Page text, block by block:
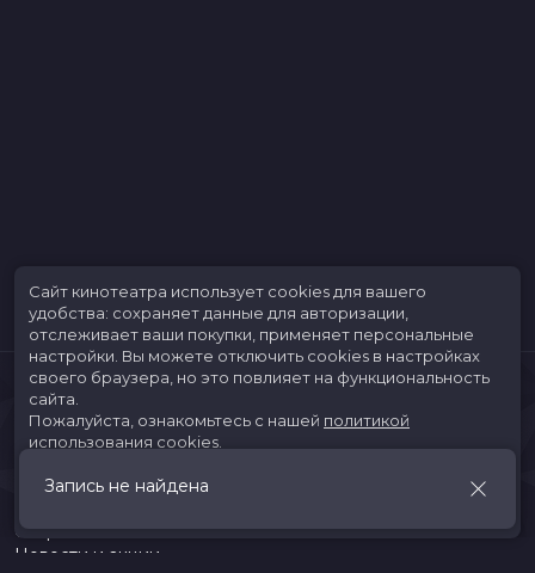
Запись не найдена
Скоро в кино
Новости и акции
Сайт кинотеатра использует cookies для вашего
удобства: сохраняет данные для авторизации,
отслеживает ваши покупки, применяет персональные
настройки. Вы можете отключить cookies в настройках
своего браузера, но это повлияет на функциональность
сайта.
Пожалуйста, ознакомьтесь с нашей политикой
использования cookies